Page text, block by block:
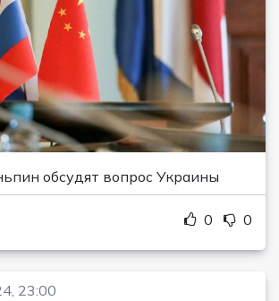
обсудят вопрос Украины
0 0
23:00